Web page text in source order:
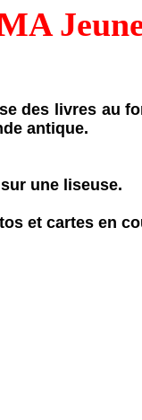
des livres au
antique.
une liseuse.
et cartes en